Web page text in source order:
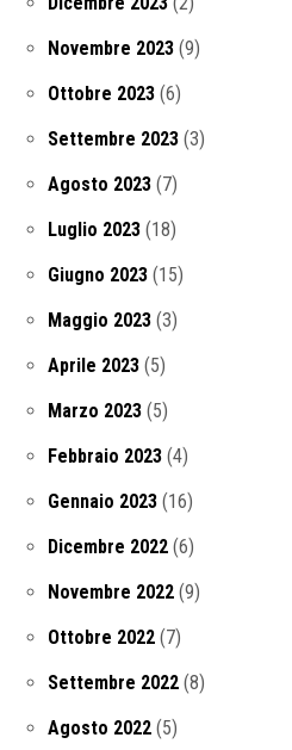
Novembre 2023 (9)
Ottobre 2023 (6)
Settembre 2023 (3)
Agosto 2023 (7)
Luglio 2023 (18)
Giugno 2023 (15)
Maggio 2023 (3)
Aprile 2023 (5)
Marzo 2023 (5)
Febbraio 2023 (4)
Gennaio 2023 (16)
Dicembre 2022 (6)
Novembre 2022 (9)
Ottobre 2022 (7)
Settembre 2022 (8)
Agosto 2022 (5)